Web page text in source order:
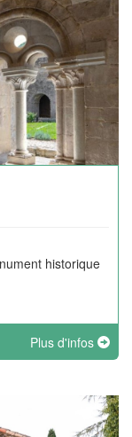
historique
Plus d'infos